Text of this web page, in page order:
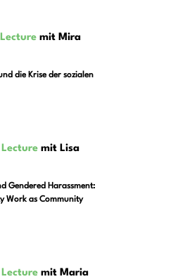
mit Mira
die Krise der sozialen
mit Lisa
Gendered Harassment:
Work as Community
mit Maria